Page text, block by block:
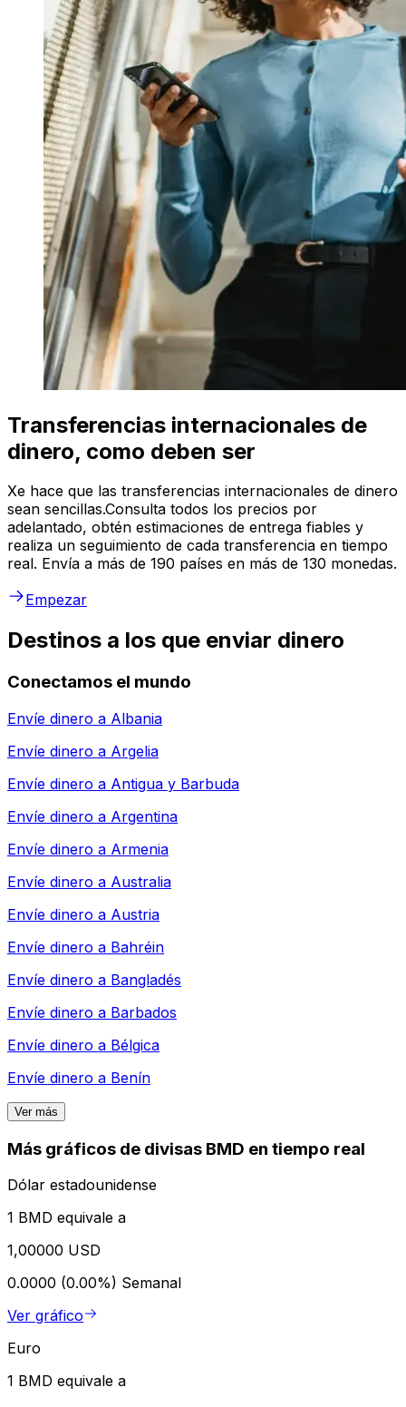
Transferencias internacionales de
dinero, como deben ser
Xe hace que las transferencias internacionales de dinero
sean sencillas.Consulta todos los precios por
adelantado, obtén estimaciones de entrega fiables y
realiza un seguimiento de cada transferencia en tiempo
real. Envía a más de 190 países en más de 130 monedas.
Empezar
Destinos a los que enviar dinero
Conectamos el mundo
Envíe dinero a Albania
Envíe dinero a Argelia
Envíe dinero a Antigua y Barbuda
Envíe dinero a Argentina
Envíe dinero a Armenia
Envíe dinero a Australia
Envíe dinero a Austria
Envíe dinero a Bahréin
Envíe dinero a Bangladés
Envíe dinero a Barbados
Envíe dinero a Bélgica
Envíe dinero a Benín
Ver más
Más gráficos de divisas BMD en tiempo real
Dólar estadounidense
1 BMD equivale a
1,00000 USD
0.0000 (0.00%) Semanal
Ver gráfico
Euro
1 BMD equivale a